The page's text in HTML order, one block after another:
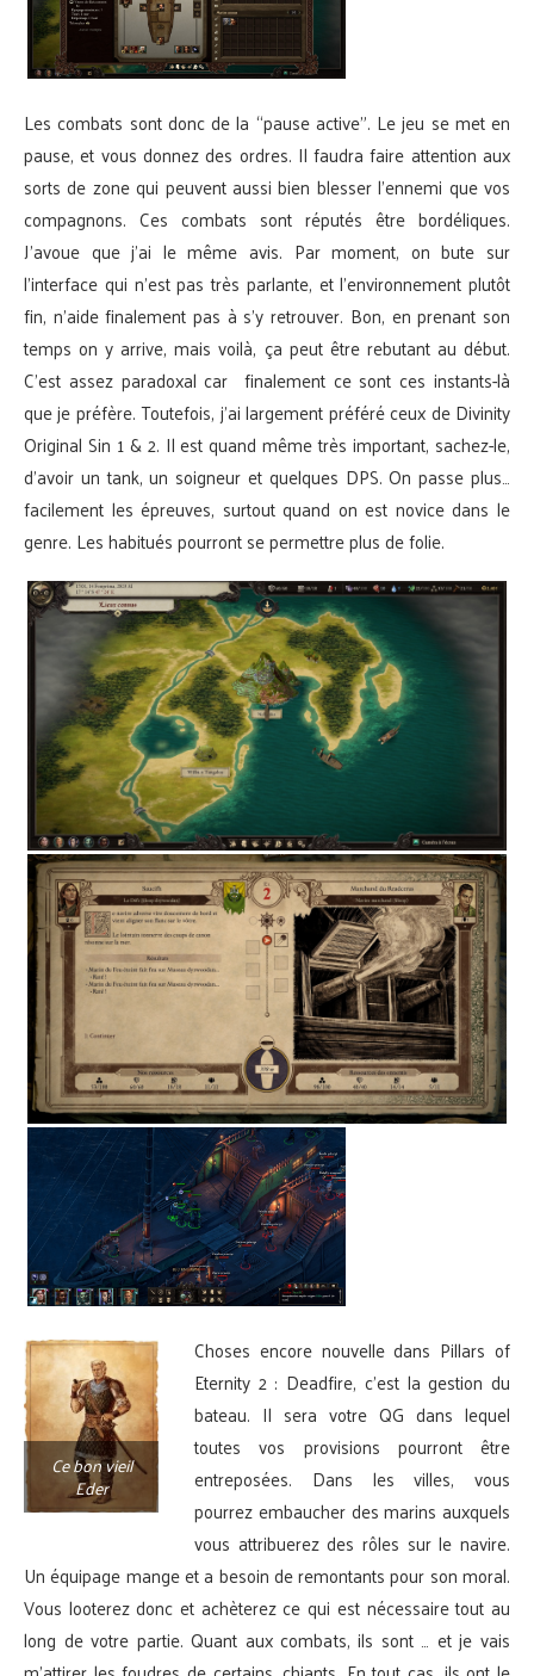
Les combats sont donc de la “pause active”. Le jeu se met en
pause, et vous donnez des ordres. Il faudra faire attention aux
sorts de zone qui peuvent aussi bien blesser l’ennemi que vos
compagnons. Ces combats sont réputés être bordéliques.
J’avoue que j’ai le même avis. Par moment, on bute sur
l’interface qui n’est pas très parlante, et l’environnement plutôt
fin, n’aide finalement pas à s’y retrouver. Bon, en prenant son
temps on y arrive, mais voilà, ça peut être rebutant au début.
C’est assez paradoxal car finalement ce sont ces instants-là
que je préfère. Toutefois, j’ai largement préféré ceux de Divinity
Original Sin 1 & 2. Il est quand même très important, sachez-le,
d’avoir un tank, un soigneur et quelques DPS. On passe plus…
facilement les épreuves, surtout quand on est novice dans le
genre. Les habitués pourront se permettre plus de folie.
Ce bon vieil
Eder
Choses encore nouvelle dans Pillars of
Eternity 2 : Deadfire, c’est la gestion du
bateau. Il sera votre QG dans lequel
toutes vos provisions pourront être
entreposées. Dans les villes, vous
pourrez embaucher des marins auxquels
vous attribuerez des rôles sur le navire.
Un équipage mange et a besoin de remontants pour son moral.
Vous looterez donc et achèterez ce qui est nécessaire tout au
long de votre partie. Quant aux combats, ils sont … et je vais